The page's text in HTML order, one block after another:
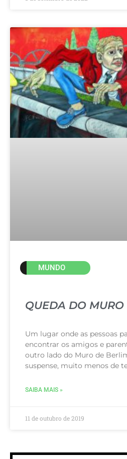
MUNDO
QUEDA DO
Um lugar onde as pessoas
encontrar os amigos e
outro lado do Muro de
suspense, muito menos de
SAIBA MAIS »
11 de outubro de 2019